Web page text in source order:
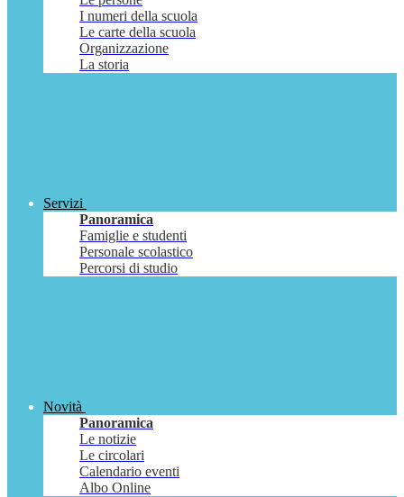
I numeri della scuola
Le carte della scuola
Organizzazione
La storia
Servizi
Panoramica
Famiglie e studenti
Personale scolastico
Percorsi di studio
Novità
Panoramica
Le notizie
Le circolari
Calendario eventi
Albo Online